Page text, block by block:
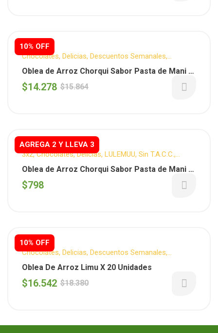
10% OFF
Chocolates, Delicias, Descuentos Semanales,
LULEMUU, Sin T.A.C.C.,Snack Dulce ,Snacks,Vuelta al
Oblea de Arroz Chorqui Sabor Pasta de Mani x
20u ( Lulemuu )
$15.864
$14.278
AGREGA 2 Y LLEVA 3
3x2,Chocolates,Delicias, LULEMUU, Sin T.A.C.C. ,
Snack Dulce ,Snacks,Vuelta al cole
Oblea de Arroz Chorqui Sabor Pasta de Mani x
$798
10% OFF
Chocolates, Delicias, Descuentos Semanales,
LULEMUU, Snack Dulce, Snacks,Vuelta al cole
Oblea De Arroz Limu X 20 Unidades
$18.380
$16.542